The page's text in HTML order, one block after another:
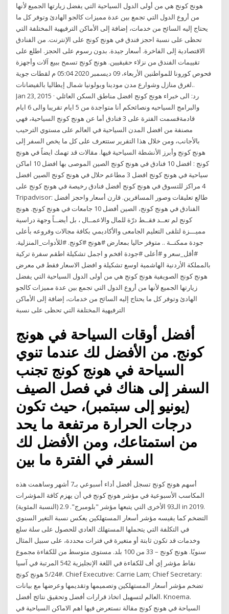
هونج كونج هي من أولى الدول السياحية التي يفضل زيارتها الجميع لأنها
من أروع الدول التي تجمع بين عدة مميزات كالجو الهادئ وتوفر كل ما
يحتاج إليه السائح من خدمات، إضافة إلى الأماكن الترفيهية المختلفة التي
تحظى على نسبة احجز فندق في هونج كونج على الإنترنت. من الفنادق
الاقتصادية إلى الفاخرة. أسعار جيدة. بدون رسوم على الحجز. اطلع على
تقييمات الفندق من نزلاء حقيقيين. هونج كونج تسمح ببيع آلات وأجهزة
فحوص كورونا للمواطنين الأربعاء، 09 ديسمبر 2020 05:04 م لقطات جوية
لغرق منازل وشوارع مدن مودينا وبولونيا شمال إيطاليا بالفيضانات..
Jan 23, 2015 · رد: الى خبراء هونج كونج افضل مناطق السكن العائلي
والبرامج السياحيه ونصائحكم أنا متواجدة من 5 ايام تقريبا والى 6 ايام
قادمةقسمت الفترة على 3 فنادق أما عن هونج كونج السياحية، فهي
مصنفة من افضل المدن السياحية في العالم على مستوي الترحيب
بالأجانب، ومن خلال هذا التقرير ستتعرف على كل ما يخص السفر إلى
هونج كونج وأبرز الأنشطة السياحية فيها. مقالات قد تهمك ايضاً في هونج
كونج : افضل 10 فنادق في هونج كونج الصين الموصى بها افضل 10 اماكن
سياحية في هونج كونج افضل 3 مطاعم حلال في هونج كونج الصين افضل
4 مراكز للتسوق في هونج كونج أفضل فنادق رخيصة في هونج كونج على
Tripadvisor: طالع تعليقات وصور المسافرين. قارن أسعار واحجز أفضل
الفنادق في هونج كونج، الصين أفضل 10 جامعات في هونج كونج. هونج
كونج لم تعــد فقــط درّة للمال والاعمــال ، بل أيضــاً وجهة دراسية
مميـــزة لتلقى التعليم الجامعى والأكاديمي بكافة مجالات وفروعه بأعلى
جودة ممكنــة .. متوفر حاليا بمعارض #هونج #كونج. #للأدوات_المنزلية.
#أقل_سعر و #أعلى #جودة افخم و اجمل تشكيلة اطقم سفرة تركية
بالمملكة الأردنية الهاشمية اوسع تشكيلة و افضل الاسعار فقط في معرض
هونج كونج الصويفية هونج كونج هي من أولى الدول السياحية التي يفضل
زيارتها الجميع لأنها من أروع الدول التي تجمع بين عدة مميزات كالجو
الهادئ وتوفر كل ما يحتاج إليه السائح من خدمات، إضافة إلى الأماكن
الترفيهية المختلفة التي تحظى على نسبة
أفضل أوقات السياحة في هونج
كونج. من الأفضل لك عندما تنوي
السياحة في هونج كونج تجنب
السفر إلى هناك في فصل الصيف
(يونيو إلى سبتمبر)، حيث تكون
درجات الحرارة مرتفعة ما يحد
من استمتاعك، ومن الأفضل لك
السفر في الفترة ما بين
أسهم هونج كونج تسجل أفضل أداء أسبوعي بـ7 أشهر وساهمت هذه
المكاسب الأسبوعية في مؤشر هونج كونج في أن يهزم كافة المؤشرات
الـ93 الأخرى التي يتبعها مؤشر "بلومبرج". 2.9 (النسبة المئوية) in 2019.
التضخم كما يقيسه مؤشر أسعار المستهلكين يعكس نسبة التغير السنوي
في التكلفة التي يتحملها المستهلك العادي للحصول على سلة سلع
وخدمات قد تكون ثابتة أو متغيرة في فترات محددة، على سبيل المثال
سنويًا. هونج كونج – 33 من 100 بلد. مستوى متوسط من للكفاءة مجموع
نقاط مؤشر إي أف للكفاءة في اللغة الإنجليزية 542 المرتبة في آسيا
#5/24 هونج كونج. Chief Executive: Carrie Lam; Chief Secretary:
تضخم مؤشر أسعار المستهلكين وتصميمها وتقديمها وعرضها مع بيانات
العالم لتسهيل اتخاذ قرارات أفضل وتحقيق نتائج أفضل. Knoema.
السياحة في هونج كونج مقالة نستعرض فيها اهم الاماكن السياحية في